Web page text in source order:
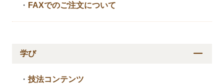
・ FAXでのご注文について
学び
・技法コンテンツ